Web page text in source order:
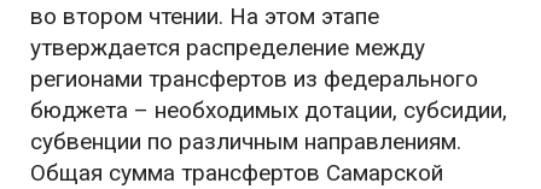
во втором чтении. На этом этапе
утверждается распределение между
регионами трансфертов из федерального
бюджета – необходимых дотации, субсидии,
субвенции по различным направлениям.
Общая сумма трансфертов Самарской